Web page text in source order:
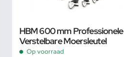
HBM 600 mm Professionele
Verstelbare Moersleutel
Op voorraad